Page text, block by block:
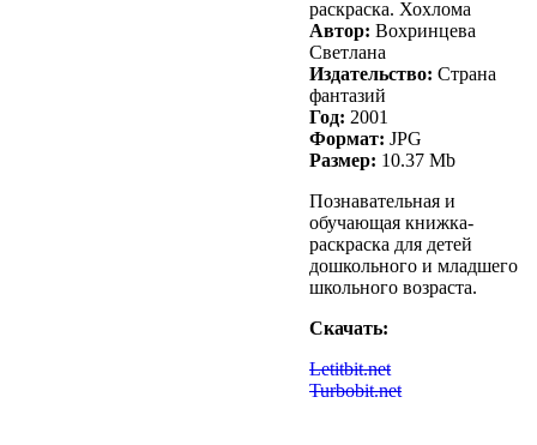
раскраска. Хохлома
Автор: Вохринцева
Светлана
Издательство: Страна
фантазий
Год: 2001
Формат: JPG
Размер: 10.37 Mb
Познавательная и
обучающая книжка-
раскраска для детей
дошкольного и младшего
школьного возраста.
Скачать:
Letitbit.net
Turbobit.net